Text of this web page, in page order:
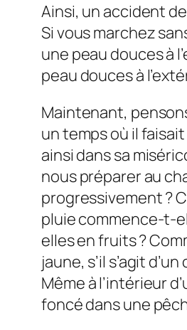
Ainsi, un accident
Si vous marchez
une peau douces à
peau douces à
Maintenant,
un temps où il
ainsi dans sa
nous préparer au
progressivement ?
pluie commence-t-
elles en fruits ?
jaune, s’il s’agit
Même à l’intérieur
foncé dans une